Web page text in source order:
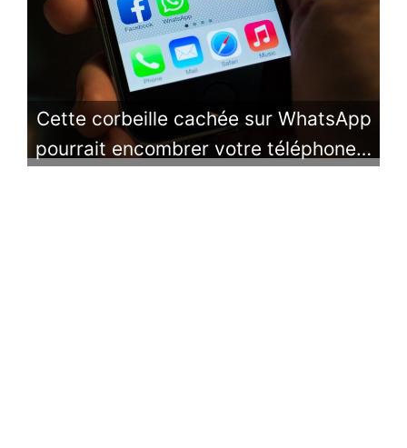
Cette corbeille cachée sur WhatsApp
pourrait encombrer votre téléphone…